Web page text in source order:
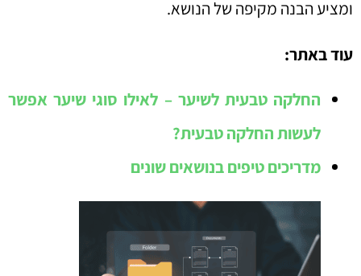
ומציע הבנה מקיפה של הנושא.
עוד באתר:
החלקה טבעית לשיער – לאילו סוגי שיער אפשר
לעשות החלקה טבעית?
מדריכים טיפים בנושאים שונים